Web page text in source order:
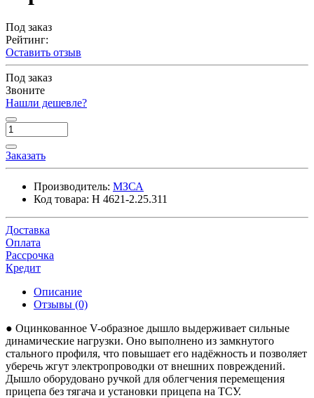
Под заказ
Рейтинг:
Оставить отзыв
Под заказ
Звоните
Нашли дешевле?
Заказать
Производитель: МЗСА
Код товара: H 4621-2.25.311
Доставка
Оплата
Рассрочка
Кредит
Описание
Отзывы (0)
● Оцинкованное V-образное дышло выдерживает сильные
динамические нагрузки. Оно выполнено из замкнутого
стального профиля, что повышает его надёжность и позволяет
уберечь жгут электропроводки от внешних повреждений.
Дышло оборудовано ручкой для облегчения перемещения
прицепа без тягача и установки прицепа на ТСУ.